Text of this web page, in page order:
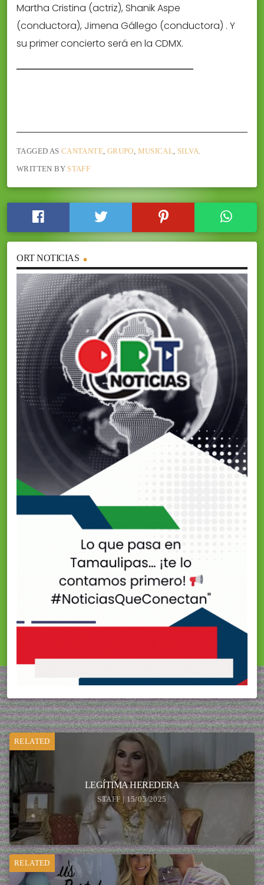
Martha Cristina (actriz), Shanik Aspe
(conductora), Jimena Gállego (conductora) . Y
su primer concierto será en la CDMX.
TAGGED AS CANTANTE, GRUPO, MUSICAL, SILVA.
WRITTEN BY STAFF
ORT NOTICIAS
RELATED
LEGÍTIMA HEREDERA
STAFF | 15/05/2025
RELATED